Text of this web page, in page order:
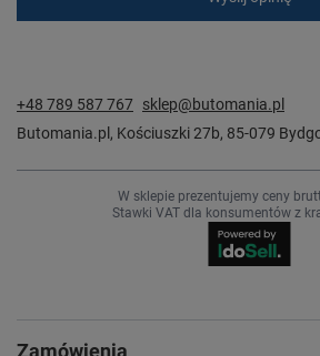
+48 789 587 767 sklep@butomania.pl
Butomania.pl , Kościuszki 27b, 85-079
W sklepie prezentujemy ceny
Stawki VAT dla konsumentów z
Zamówienia